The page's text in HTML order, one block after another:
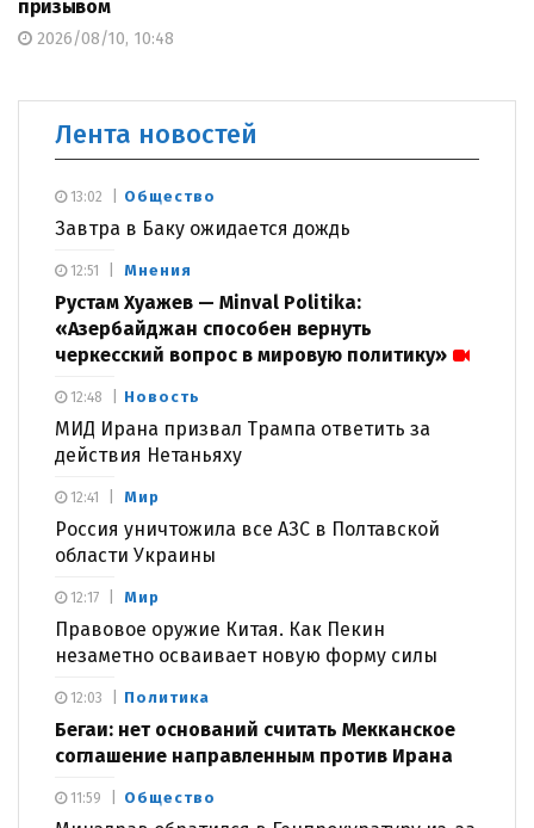
призывом
2026/08/10, 10:48
Лента новостей
Общество
Завтра в Баку ожидается дождь
13:02
Мнения
Рустам Хуажев — Minval Politika:
«Азербайджан способен вернуть
черкесский вопрос в мировую политику»
12:51
Новость
МИД Ирана призвал Трампа ответить за
действия Нетаньяху
12:48
Мир
Россия уничтожила все АЗС в Полтавской
области Украины
12:41
Мир
Правовое оружие Китая. Как Пекин
незаметно осваивает новую форму силы
12:17
Политика
Бегаи: нет оснований считать Мекканское
соглашение направленным против Ирана
12:03
Общество
11:59